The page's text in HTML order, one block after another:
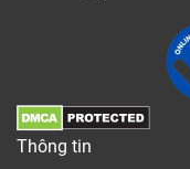
khách, hoặc các
Sàn nhựa hèm
Thông tin